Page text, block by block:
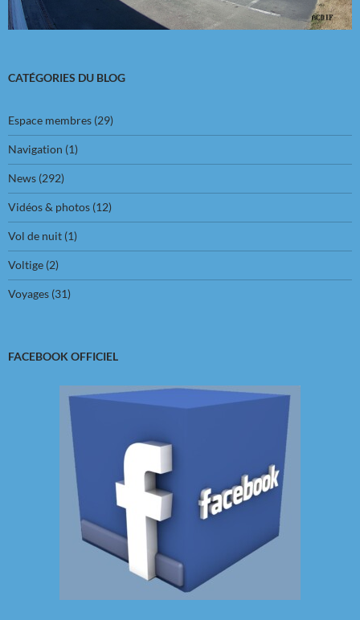
CATÉGORIES DU BLOG
Espace membres (29)
Navigation (1)
News (292)
Vidéos & photos (12)
Vol de nuit (1)
Voltige (2)
Voyages (31)
FACEBOOK OFFICIEL